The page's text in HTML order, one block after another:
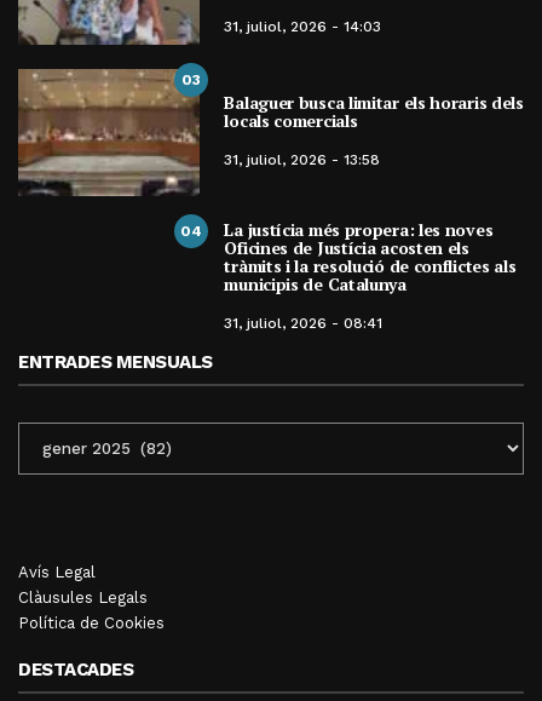
31, juliol, 2026 - 14:03
03
Balaguer busca limitar els horaris dels
locals comercials
31, juliol, 2026 - 13:58
04 La justícia més propera: les noves
Oficines de Justícia acosten els
tràmits i la resolució de conflictes als
municipis de Catalunya
31, juliol, 2026 - 08:41
ENTRADES MENSUALS
MENSUALS
Avís Legal
Clàusules Legals
Política de Cookies
DESTACADES